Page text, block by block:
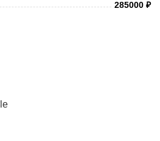
285000 ₽